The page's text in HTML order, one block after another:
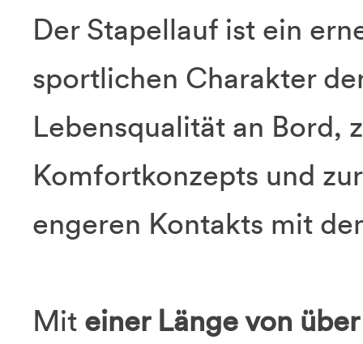
Der Stapellauf ist ein
sportlichen Charakter
Lebensqualität an Bord,
Komfortkonzepts und
engeren Kontakts mit
Mit einer Länge von